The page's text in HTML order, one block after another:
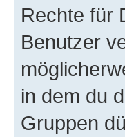
Rechte für
Benutzer
in dem du
Gruppen